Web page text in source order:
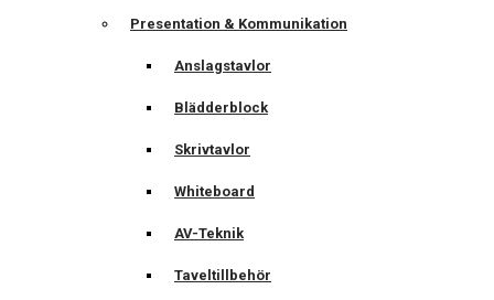
Presentation & Kommunikation
Anslagstavlor
Blädderblock
Skrivtavlor
Whiteboard
AV-Teknik
Taveltillbehör